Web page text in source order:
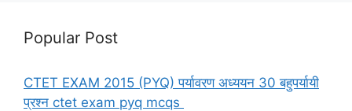
Popular Post
CTET EXAM 2015 (PYQ) पर्यावरण अध्ययन 30 बहुपर्यायी
प्रश्न ctet exam pyq mcqs